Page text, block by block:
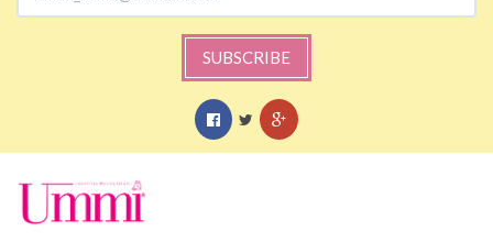
SUBSCRIBE